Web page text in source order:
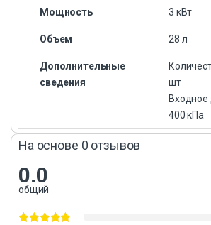
Мощность 3 кВт
Объем 28 л
Дополнительные
сведения
шт
Входное
400 кПа
На основе 0 отзывов
0.0
общий